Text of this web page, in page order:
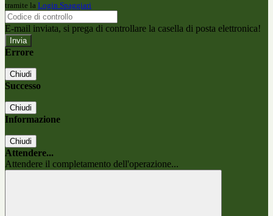
tramite la Login Spaggiari
E-mail inviata, si prega di controllare la casella di posta elettronica!
Errore
Chiudi
Successo
Chiudi
Informazione
Chiudi
Attendere...
Attendere il completamento dell'operazione...